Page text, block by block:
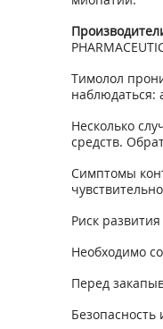
Тимолол
наблюдаться:
Несколько
средств.
Симптомы
Риск
Необходимо
Перед
Безопасность